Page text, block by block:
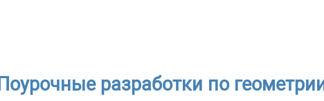
Поурочные разработки по